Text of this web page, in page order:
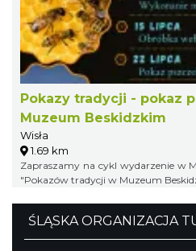
Pokazy tradycji - pokaz
Muzeum Beskidzkim
Wisła
1.69 km
Zapraszamy na cykl wydarzenie w
"Pokazów tradycji w Muzeum
ŚLĄSKA ORGANIZACJA